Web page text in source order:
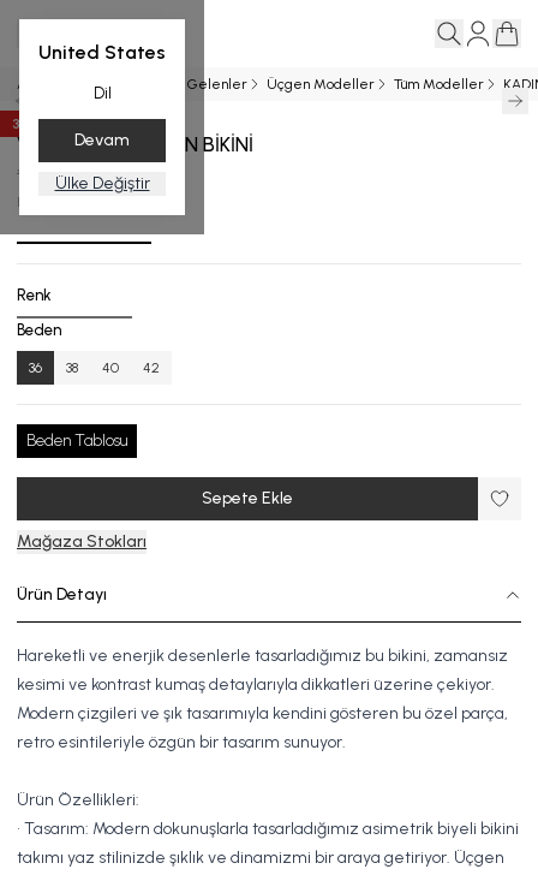
United States
Dil
Devam
Ülke Değiştir
Ana Sayfa BİKİNİ Yeni Gelenler Üçgen Modeller Tüm Modeller
35 %İndirim
VARIEGATO ÜÇGEN BİKİNİ
₺ 11,999.00₺ 7,799.35
B.1738-25_661_36
Renk
Beden
36 38 40 42
Beden Tablosu
Sepete Ekle
Mağaza Stokları
Ürün Detayı
Hareketli ve enerjik desenlerle tasarladığımız bu bikini, zamansız
kesimi ve kontrast kumaş detaylarıyla dikkatleri üzerine çekiyor.
Modern çizgileri ve şık tasarımıyla kendini gösteren bu özel parça,
retro esintileriyle özgün bir tasarım sunuyor.
Ürün Özellikleri:
• Tasarım: Modern dokunuşlarla tasarladığımız asimetrik biyeli bikini
takımı yaz stilinizde şıklık ve dinamizmi bir araya getiriyor. Üçgen